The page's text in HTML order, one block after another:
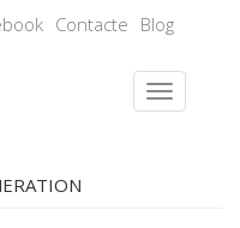
Contacte Blog